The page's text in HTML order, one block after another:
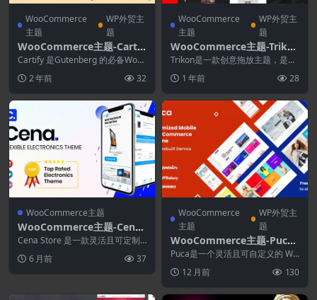
WooCommerce
主题
WP外贸主
题
WooCommerce主题-Cartif
y 1.2.6–WooCommerce Gu
tenberg WordPress主题
Cartify 是Gutenberg 的必备Woo
2 年前 32
WooCommerce
主题
WP外贸主
题
WooCommerce主题-Triko
n 1.1.0–多功能家具WooCo
mmerce主题
Trikon是一款创意拖放主题，是出
建和设计的。 ...
1 年前 28
WooCommerce主题
WooCommerce主题-Cena
Store 2.11.33–多用途WooC
ommerce WordPress 主题
Cena Store 是一款灵活且可定制
6 月前 37
WooCommerce
主题
WP外贸主
题
WooCommerce主题-Puca
2.6.38–优化的移动WooCom
merce主题
Puca是一个灵活且可自定义的 Wo
12 月前 130